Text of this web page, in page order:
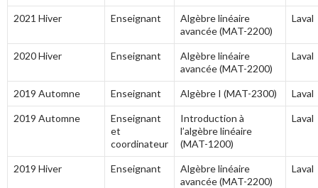
2021 Hiver Enseignant
Algèbre linéaire
avancée (MAT-2200)
Laval
2020 Hiver Enseignant
Algèbre linéaire
avancée (MAT-2200)
Laval
2019 Automne Enseignant Algèbre I (MAT-2300) Laval
2019 Automne
Enseignant
et
coordinateur
Introduction à
l’algèbre linéaire
(MAT-1200)
Laval
2019 Hiver Enseignant
Algèbre linéaire
avancée (MAT-2200)
Laval